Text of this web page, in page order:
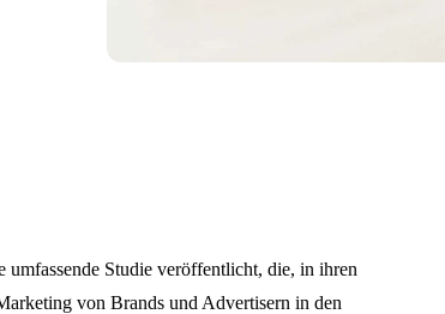
umfassende Studie veröffentlicht, die, in ihren
von Brands und Advertisern in den